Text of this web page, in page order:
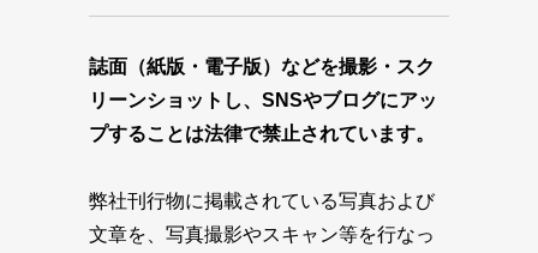
誌面（紙版・電子版）などを撮影・スク
リーンショットし、SNSやブログにアッ
プすることは法律で禁止されています。
弊社刊行物に掲載されている写真および
文章を、写真撮影やスキャン等を行なっ